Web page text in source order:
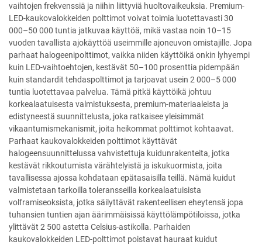
vaihtojen frekvenssiä ja niihin liittyviä huoltovaikeuksia. Premium-
LED-kaukovalokkeiden polttimot voivat toimia luotettavasti 30
000–50 000 tuntia jatkuvaa käyttöä, mikä vastaa noin 10–15
vuoden tavallista ajokäyttöä useimmille ajoneuvon omistajille. Jopa
parhaat halogeenipolttimot, vaikka niiden käyttöikä onkin lyhyempi
kuin LED-vaihtoehtojen, kestävät 50–100 prosenttia pidempään
kuin standardit tehdaspolttimot ja tarjoavat usein 2 000–5 000
tuntia luotettavaa palvelua. Tämä pitkä käyttöikä johtuu
korkealaatuisesta valmistuksesta, premium-materiaaleista ja
edistyneestä suunnittelusta, joka ratkaisee yleisimmät
vikaantumismekanismit, joita heikommat polttimot kohtaavat.
Parhaat kaukovalokkeiden polttimot käyttävät
halogeensuunnittelussa vahvistettuja kuidunrakenteita, jotka
kestävät rikkoutumista värähtelyistä ja iskukuormista, joita
tavallisessa ajossa kohdataan epätasaisilla teillä. Nämä kuidut
valmistetaan tarkoilla toleransseilla korkealaatuisista
volframiseoksista, jotka säilyttävät rakenteellisen eheytensä jopa
tuhansien tuntien ajan äärimmäisissä käyttölämpötiloissa, jotka
ylittävät 2 500 astetta Celsius-astikolla. Parhaiden
kaukovalokkeiden LED-polttimot poistavat hauraat kuidut